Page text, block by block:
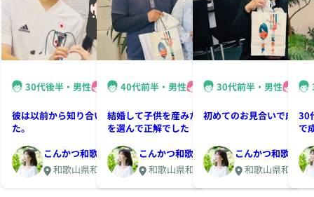
30代後半・男性 30代前半・女性
彼は以前から知り合いだったような感覚でし
た。
こんかつ和歌山
40代前半・男性 30代後半・女性
結婚して子供を産みたいと思い、結婚相談所
を選んで正解でした！
こんかつ和歌山
和歌山県和歌山市美園町4-73赤井
30代前半・男性 30
初めてのお見合いで成婚
こんかつ和歌山
和歌山県和歌山市美園町4-73赤井
30
で